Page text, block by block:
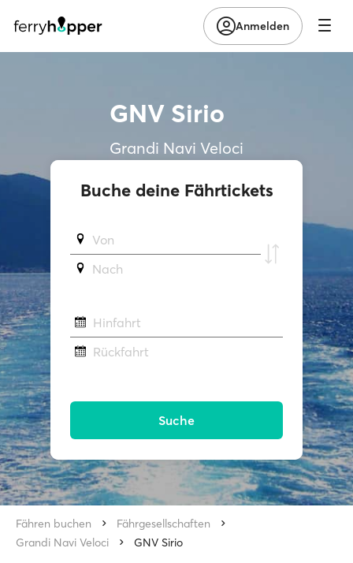
Anmelden
GNV Sirio
Grandi Navi Veloci
Buche deine Fährtickets
Von
Νach
Hinfahrt
Rückfahrt
Suche
Fähren buchen
Fährgesellschaften
Grandi Navi Veloci
GNV Sirio